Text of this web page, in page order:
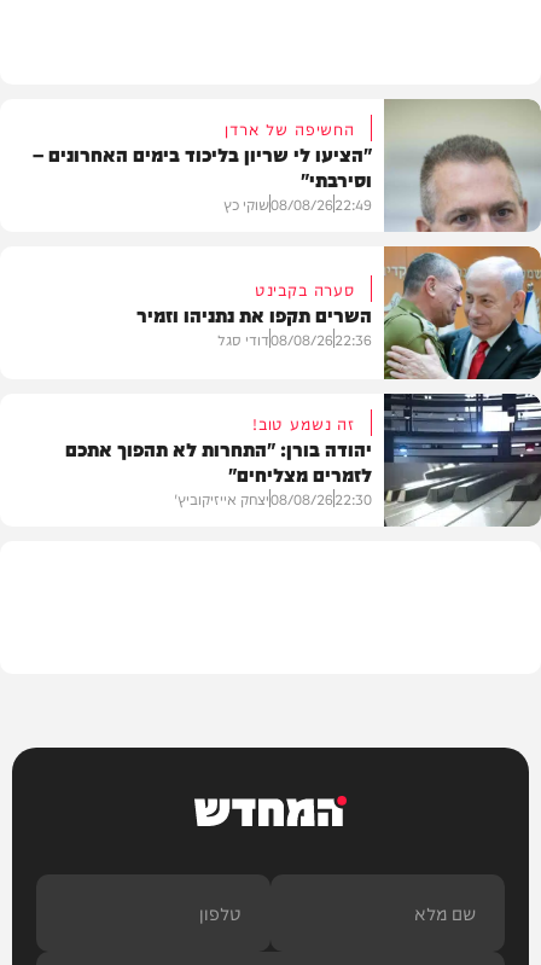
חדשות
החשיפה של ארדן
"הציעו לי שריון בליכוד בימים האחרונים –
וסירבתי"
22:49
08/08/26שוקי כץ
מדיני
סערה בקבינט
השרים תקפו את נתניהו וזמיר
22:36
08/08/26דודי סגל
זה נשמע טוב!
יהודה בורן: "התחרות לא תהפוך אתכם
לזמרים מצליחים"
22:30
08/08/26יצחק אייזיקוביץ'
המחדש